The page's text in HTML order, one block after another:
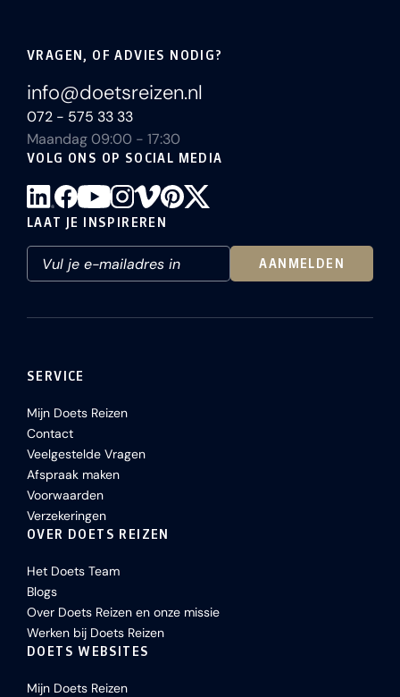
VRAGEN, OF ADVIES NODIG?
info@doetsreizen.nl
072 - 575 33 33
Maandag 09:00 - 17:30
VOLG ONS OP SOCIAL MEDIA
LAAT JE INSPIREREN
AANMELDEN
SERVICE
Mijn Doets Reizen
Contact
Veelgestelde Vragen
Afspraak maken
Voorwaarden
Verzekeringen
OVER DOETS REIZEN
Het Doets Team
Blogs
Over Doets Reizen en onze missie
Werken bij Doets Reizen
DOETS WEBSITES
Mijn Doets Reizen